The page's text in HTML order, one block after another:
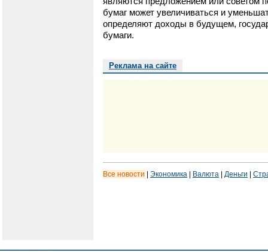
бумаг может увеличиваться и
определяют доходы в будущем,
бумаги.
Реклама на сайте
Все новости Экономика Валюта Деньги